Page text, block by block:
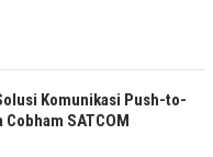
Komunikasi Push-to-
SATCOM